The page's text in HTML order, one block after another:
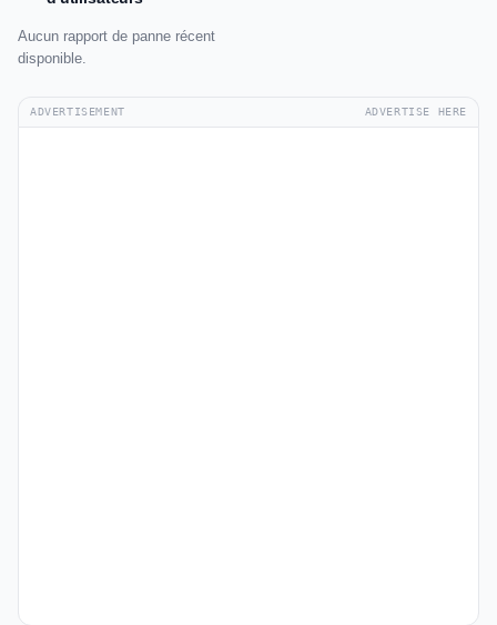
Aucun rapport de panne récent
disponible.
ADVERTISEMENT ADVERTISE HERE